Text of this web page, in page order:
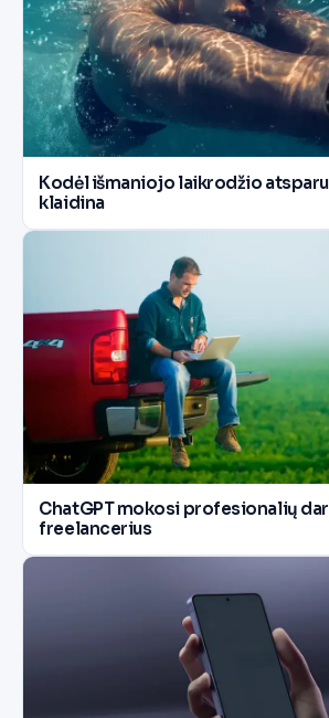
Kodėl išmaniojo laikrodžio
klaidina
ChatGPT mokosi profesionalių
freelancerius